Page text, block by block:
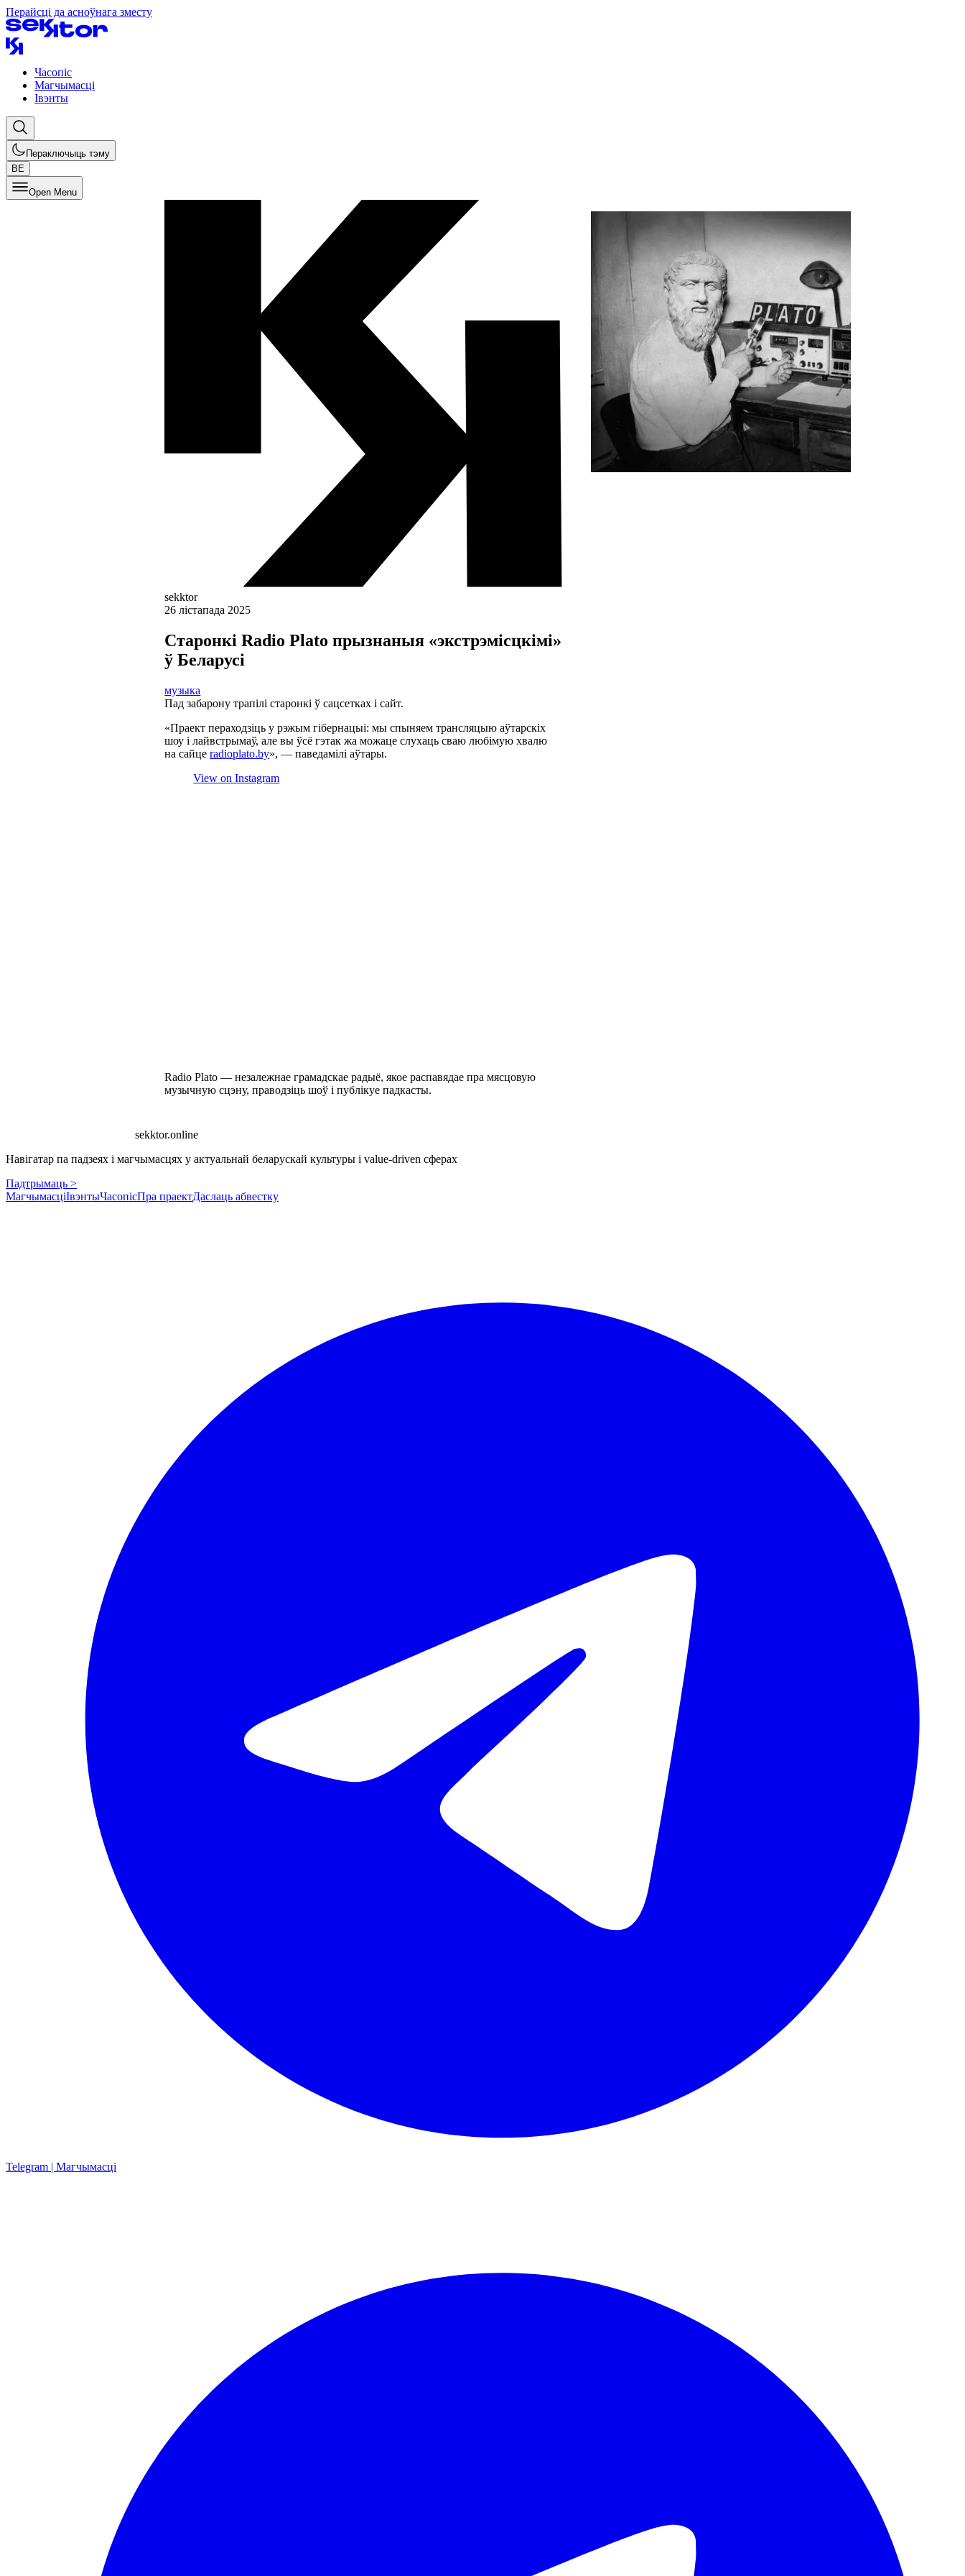
Перайсці да асноўнага зместу
Часопіс
Магчымасці
Івэнты
Пераключыць тэму
BE
Open Menu
sekktor
26 лістапада 2025
Старонкі Radio Plato прызнаныя «экстрэмісцкімі»
ў Беларусі
музыка
Пад забарону трапілі старонкі ў сацсетках і сайт.
«Праект пераходзіць у рэжым гібернацыі: мы спыняем трансляцыю аўтарскіх
шоу і лайвстрымаў, але вы ўсё гэтак жа можаце слухаць сваю любімую хвалю
на сайцеradioplato.by», — паведамілі аўтары.
View on Instagram
Radio Plato — незалежнае грамадскае радыё, якое распавядае пра мясцовую
музычную сцэну, праводзіць шоў і публікуе падкасты.
sekktor.online
Навігатар па падзеях і магчымасцях у актуальнай беларускай культуры і value-driven сферах
Падтрымаць >
МагчымасціІвэнтыЧасопісПра праектДаслаць абвестку
Telegram | Магчымасці